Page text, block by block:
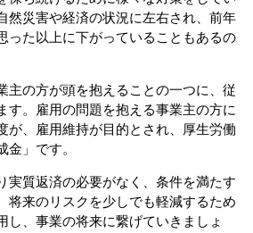
然災害や経済の状況に左右され、前年
った以上に下がっていることもあるの
主の方が頭を抱えることの一つに、従
す。雇用の問題を抱える事業主の方に
が、雇用維持が目的とされ、厚生労働
」です。
実質返済の必要がなく、条件を満たす
将来のリスクを少しでも軽減するため
し、事業の将来に繋げていきましょ